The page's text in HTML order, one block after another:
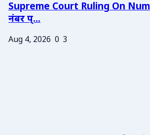
Supreme Court Ruling On
नंबर प्...
Aug 4, 2026 0 3